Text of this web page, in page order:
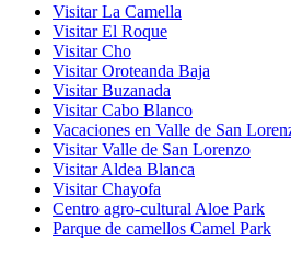
Visitar La Camella
Visitar El Roque
Visitar Cho
Visitar Oroteanda Baja
Visitar Buzanada
Visitar Cabo Blanco
Vacaciones en Valle de San
Visitar Valle de San Lorenzo
Visitar Aldea Blanca
Visitar Chayofa
Centro agro-cultural Aloe Park
Parque de camellos Camel Park